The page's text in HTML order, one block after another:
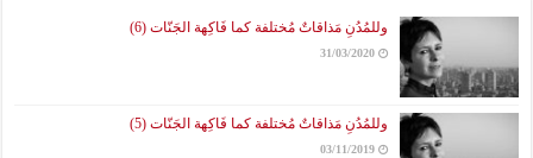
وللمُدُنِ مَذاقاتٌ مُختلفة كما فَاكِهة الجَنّات (6)
31/03/2020
وللمُدُنِ مَذاقاتٌ مُختلفة كما فَاكِهة الجَنّات (5)
03/11/2019